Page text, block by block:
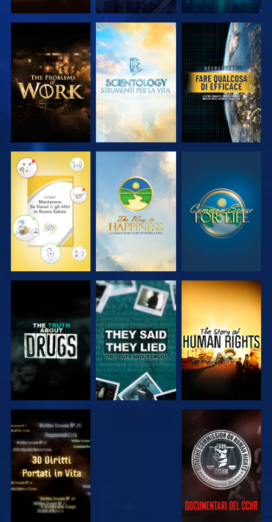
ESPLORA LE
SERIE
ESPLORA LE
SERIE
GUARDA
GUARDA GUARDA GUARDA
GUARDA GUARDA
GUARDA GUARDA